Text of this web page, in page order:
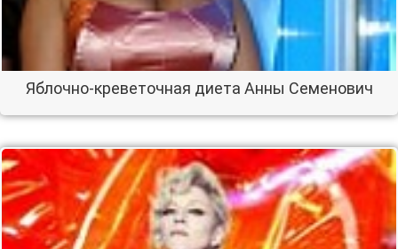
Яблочно-креветочная диета Анны Семенович